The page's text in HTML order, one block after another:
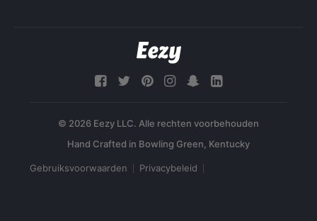
© 2026 Eezy LLC. Alle rechten voorbehouden
Gebruiksvoorwaarden Privacybeleid